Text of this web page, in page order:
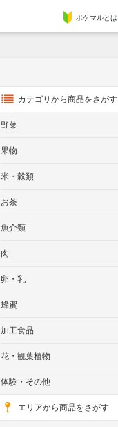
ポケマルとは
カテゴリから商品をさがす
野菜
果物
米・穀類
お茶
魚介類
肉
卵・乳
蜂蜜
加工食品
花・観葉植物
体験・その他
エリアから商品をさがす